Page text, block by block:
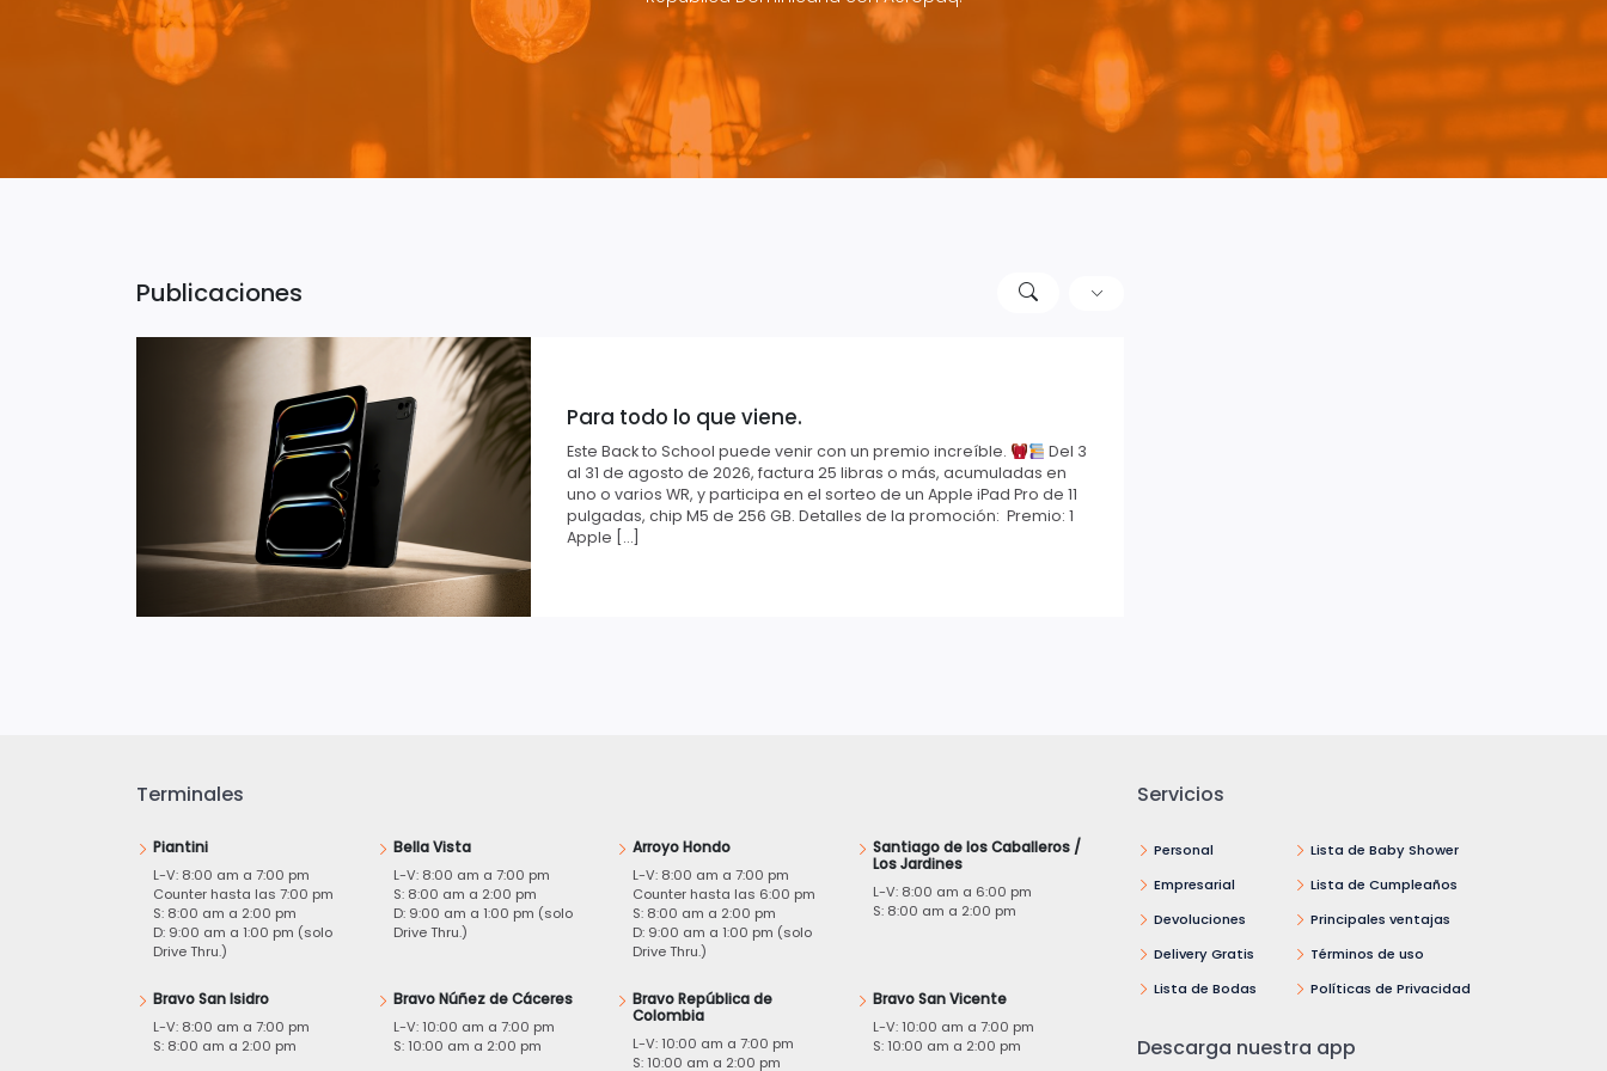
Publicaciones
Para todo lo que viene.
Este Back to School puede venir con un premio increíble.
Del 3
al 31 de agosto de 2026, factura 25 libras o más, acumuladas en
uno o varios WR, y participa en el sorteo de un Apple iPad Pro de 11
pulgadas, chip M5 de 256 GB. Detalles de la promoción: Premio: 1
Apple […]
Terminales
Piantini
L-V: 8:00 am a 7:00 pm
Counter hasta las 7:00 pm
S: 8:00 am a 2:00 pm
D: 9:00 am a 1:00 pm (solo
Drive Thru.)
Bella Vista
L-V: 8:00 am a 7:00 pm
S: 8:00 am a 2:00 pm
D: 9:00 am a 1:00 pm (solo
Drive Thru.)
Arroyo Hondo
L-V: 8:00 am a 7:00 pm
Counter hasta las 6:00 pm
S: 8:00 am a 2:00 pm
D: 9:00 am a 1:00 pm (solo
Drive Thru.)
Santiago de los Caballeros /
Los Jardines
L-V: 8:00 am a 6:00 pm
S: 8:00 am a 2:00 pm
Bravo San Isidro
L-V: 8:00 am a 7:00 pm
S: 8:00 am a 2:00 pm
Bravo Núñez de Cáceres
L-V: 10:00 am a 7:00 pm
S: 10:00 am a 2:00 pm
Bravo República de
Colombia
L-V: 10:00 am a 7:00 pm
S: 10:00 am a 2:00 pm
Bravo San Vicente
L-V: 10:00 am a 7:00 pm
S: 10:00 am a 2:00 pm
Servicios
Personal
Empresarial
Devoluciones
Delivery Gratis
Lista de Bodas
Lista de Baby Shower
Lista de Cumpleaños
Principales ventajas
Términos de uso
Políticas de Privacidad
Descarga nuestra app